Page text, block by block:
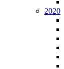
2020